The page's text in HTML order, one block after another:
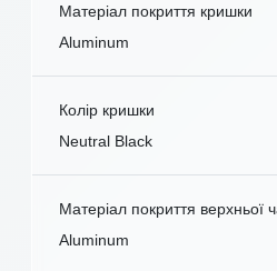
Матеріал покриття кришки
Aluminum
Колір кришки
Neutral Black
Матеріал покриття верхньої
Aluminum